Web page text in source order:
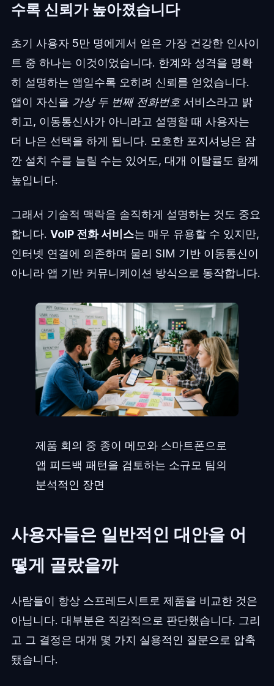
수록 신뢰가 높아졌습니다
초기 사용자 5만 명에게서 얻은 가장 건강한 인사이
트 중 하나는 이것이었습니다. 한계와 성격을 명확
히 설명하는 앱일수록 오히려 신뢰를 얻었습니다.
앱이 자신을 가상 두 번째 전화번호서비스라고 밝
히고, 이동통신사가 아니라고 설명할 때 사용자는
더 나은 선택을 하게 됩니다. 모호한 포지셔닝은 잠
깐 설치 수를 늘릴 수는 있어도, 대개 이탈률도 함께
높입니다.
그래서 기술적 맥락을 솔직하게 설명하는 것도 중요
합니다. VoIP 전화 서비스는 매우 유용할 수 있지만,
인터넷 연결에 의존하며 물리 SIM 기반 이동통신이
아니라 앱 기반 커뮤니케이션 방식으로 동작합니다.
제품 회의 중 종이 메모와 스마트폰으로
앱 피드백 패턴을 검토하는 소규모 팀의
분석적인 장면
사용자들은 일반적인 대안을 어
떻게 골랐을까
사람들이 항상 스프레드시트로 제품을 비교한 것은
아닙니다. 대부분은 직감적으로 판단했습니다. 그리
고 그 결정은 대개 몇 가지 실용적인 질문으로 압축
됐습니다.